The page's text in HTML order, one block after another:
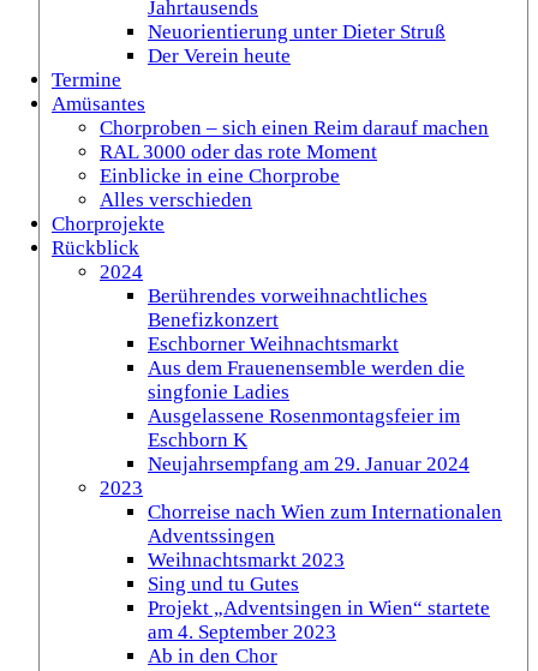
Jahrtausends
Neuorientierung unter Dieter Struß
Der Verein heute
Termine
Amüsantes
Chorproben – sich einen Reim darauf machen
RAL 3000 oder das rote Moment
Einblicke in eine Chorprobe
Alles verschieden
Chorprojekte
Rückblick
2024
Berührendes vorweihnachtliches
Benefizkonzert
Eschborner Weihnachtsmarkt
Aus dem Frauenensemble werden die
singfonie Ladies
Ausgelassene Rosenmontagsfeier im
Eschborn K
Neujahrsempfang am 29. Januar 2024
2023
Chorreise nach Wien zum Internationalen
Adventssingen
Weihnachtsmarkt 2023
Sing und tu Gutes
Projekt „Adventsingen in Wien“ startete
am 4. September 2023
Ab in den Chor